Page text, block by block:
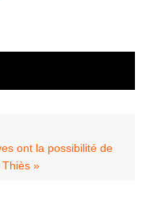
ont la possibilité de
»